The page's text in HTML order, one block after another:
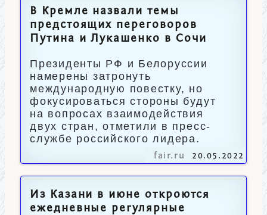
В Кремле назвали темы
предстоящих переговоров
Путина и Лукашенко в Сочи
Президенты РФ и Белоруссии
намерены затронуть
международную повестку, но
фокусироваться стороны будут
на вопросах взаимодействия
двух стран, отметили в пресс-
службе российского лидера.
fair.ru 20.05.2022
Из Казани в июне откроются
ежедневные регулярные